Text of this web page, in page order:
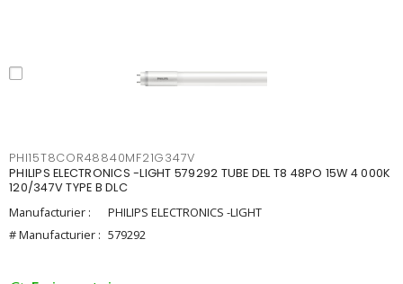
PHI15T8COR48840MF21G347V
PHILIPS ELECTRONICS -LIGHT 579292 TUBE DEL T8 48PO 15W 4 000K
120/347V TYPE B DLC
Manufacturier :
PHILIPS ELECTRONICS -LIGHT
# Manufacturier : 579292